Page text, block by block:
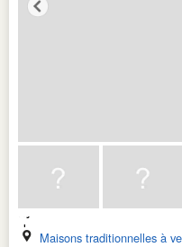
Maisons traditionnelles à